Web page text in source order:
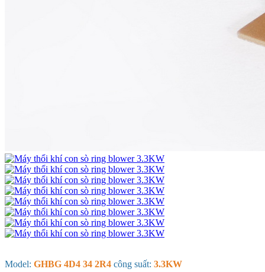
Model: GHBG 4D4 34 2R4 công suất: 3.3KW